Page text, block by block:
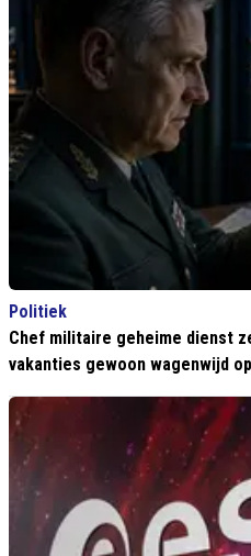
Politiek
Chef militaire geheime dienst
vakanties gewoon wagenwijd